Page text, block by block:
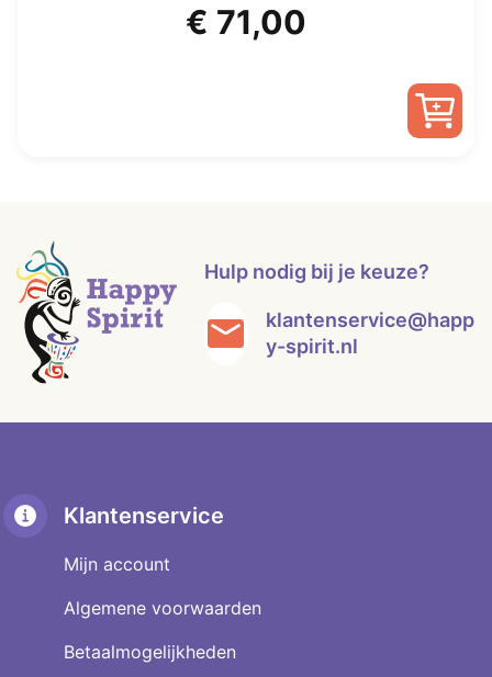
Oorspronkelijke
€ 71,00
Hulp nodig bij je keuze?
klantenservice@happ
y-spirit.nl
Klantenservice
Mijn account
Algemene voorwaarden
Betaalmogelijkheden